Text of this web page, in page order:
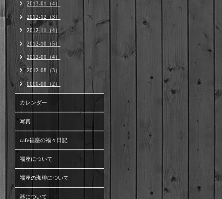
2013-01（4）
2012-12（3）
2012-11（4）
2012-10（5）
2012-09（4）
2012-08（3）
0000-00（2）
カレンダー
写真
cafe福座の福々日記
福座について
福座の珈琲について
器について